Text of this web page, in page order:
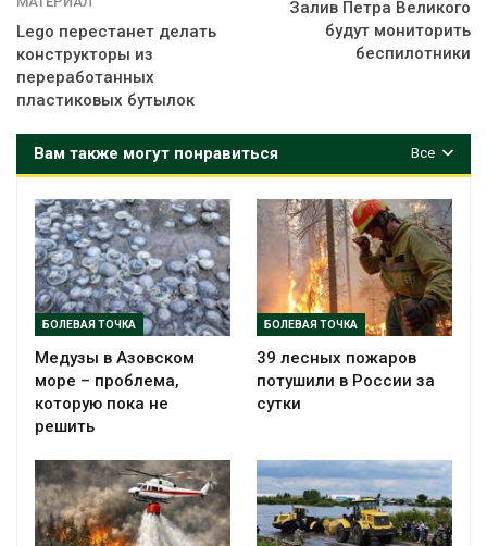
Lego перестанет делать
конструкторы из
переработанных
пластиковых бутылок
Залив Петра Великого
будут мониторить
беспилотники
Все
Вам также могут понравиться
БОЛЕВАЯ ТОЧКА
Медузы в Азовском
море – проблема,
которую пока не
решить
БОЛЕВАЯ ТОЧКА
39 лесных пожаров
потушили в России за
сутки